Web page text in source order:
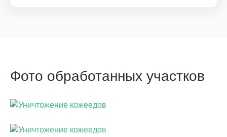
Фото обработанных участков